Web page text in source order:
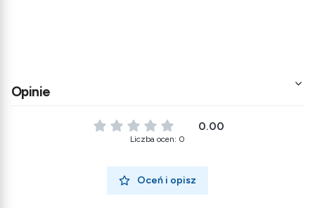
Opinie
0.00
Liczba ocen: 0
Oceń i opisz